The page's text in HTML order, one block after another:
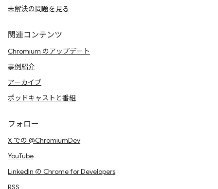
未解決の問題を見る
関連コンテンツ
Chromium のアップデート
事例紹介
アーカイブ
ポッドキャストと番組
フォロー
X での @ChromiumDev
YouTube
LinkedIn の Chrome for Developers
RSS